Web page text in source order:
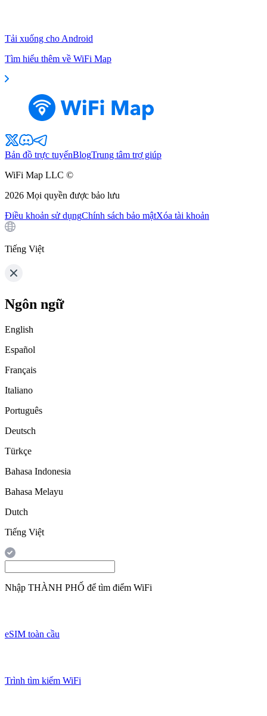
Tải xuống cho Android
Tìm hiểu thêm về WiFi Map
Bản đồ trực tuyếnBlogTrung tâm trợ giúp
WiFi Map LLC ©
2026 Mọi quyền được bảo lưu
Điều khoản sử dụngChính sách bảo mậtXóa tài khoản
Tiếng Việt
Ngôn ngữ
English
Español
Français
Italiano
Português
Deutsch
Türkçe
Bahasa Indonesia
Bahasa Melayu
Dutch
Tiếng Việt
Nhập THÀNH PHỐ để tìm điểm WiFi
eSIM toàn cầu
Trình tìm kiếm WiFi